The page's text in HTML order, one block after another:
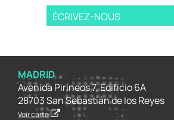
ÉCRIVEZ-NOUS
MADRID
Avenida Pirineos 7, Edificio 6A
28703 San Sebastián de los Reyes
Voir carte